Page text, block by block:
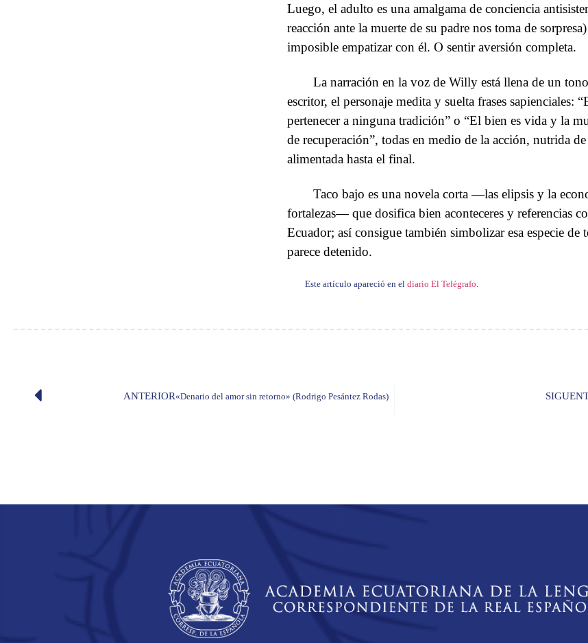
Luego, el adulto es una amalgama de conciencia
reacción ante la muerte de su padre nos toma de
imposible empatizar con él. O sentir aversión completa.
La narración en la voz de Willy está llena de un
escritor, el personaje medita y suelta frases sapienciales:
pertenecer a ninguna tradición” o “El bien es vida y la
de recuperación”, todas en medio de la acción, nutrida
alimentada hasta el final.
Taco bajo es una novela corta —las elipsis y la
fortalezas— que dosifica bien aconteceres y referencias
Ecuador; así consigue también simbolizar esa especie de
parece detenido.
Este artículo apareció en el diario El Telégrafo
ANTERIOR«Denario del amor sin retorno» (Rodrigo Pesántez Rodas)